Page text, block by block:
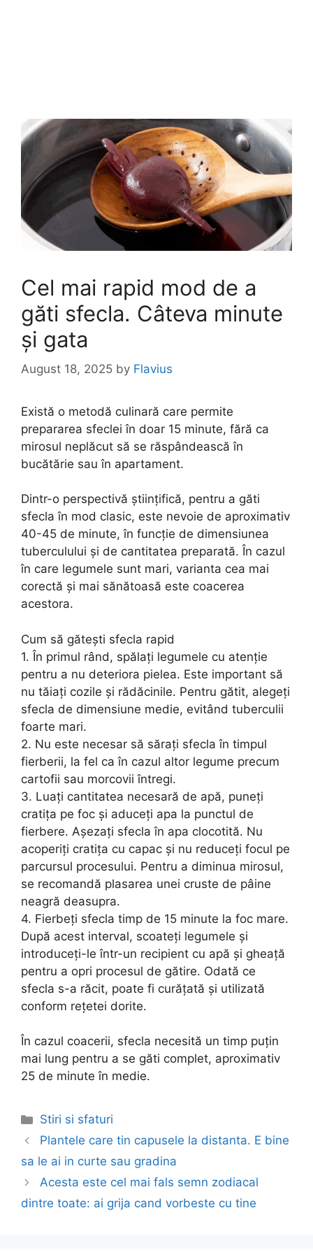
Cel mai rapid mod de a
găti sfecla. Câteva minute
și gata
August 18, 2025 by Flavius
Există o metodă culinară care permite
prepararea sfeclei în doar 15 minute, fără ca
mirosul neplăcut să se răspândească în
bucătărie sau în apartament.
Dintr-o perspectivă științifică, pentru a găti
sfecla în mod clasic, este nevoie de aproximativ
40-45 de minute, în funcție de dimensiunea
tuberculului și de cantitatea preparată. În cazul
în care legumele sunt mari, varianta cea mai
corectă și mai sănătoasă este coacerea
acestora.
Cum să gătești sfecla rapid
1. În primul rând, spălați legumele cu atenție
pentru a nu deteriora pielea. Este important să
nu tăiați cozile și rădăcinile. Pentru gătit, alegeți
sfecla de dimensiune medie, evitând tuberculii
foarte mari.
2. Nu este necesar să sărați sfecla în timpul
fierberii, la fel ca în cazul altor legume precum
cartofii sau morcovii întregi.
3. Luați cantitatea necesară de apă, puneți
cratița pe foc și aduceți apa la punctul de
fierbere. Așezați sfecla în apa clocotită. Nu
acoperiți cratița cu capac și nu reduceți focul pe
parcursul procesului. Pentru a diminua mirosul,
se recomandă plasarea unei cruste de pâine
neagră deasupra.
4. Fierbeți sfecla timp de 15 minute la foc mare.
După acest interval, scoateți legumele și
introduceți-le într-un recipient cu apă și gheață
pentru a opri procesul de gătire. Odată ce
sfecla s-a răcit, poate fi curățată și utilizată
conform rețetei dorite.
În cazul coacerii, sfecla necesită un timp puțin
mai lung pentru a se găti complet, aproximativ
25 de minute în medie.
Categories
Stiri si sfaturi
Post
navigation
Plantele care tin capusele la distanta. E bine
sa le ai in curte sau gradina
Acesta este cel mai fals semn zodiacal
dintre toate: ai grija cand vorbeste cu tine